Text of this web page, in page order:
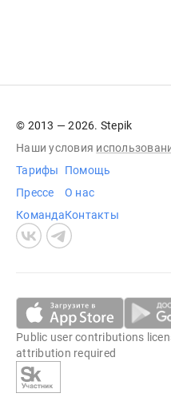
© 2013 — 2026. Stepik
Наши условия
Тарифы
Прессе
Команда
Помощь
О нас
Контакты
Public user contributions
attribution required